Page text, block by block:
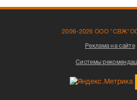
2006-2026 ООО
Реклама на сайте
Системы